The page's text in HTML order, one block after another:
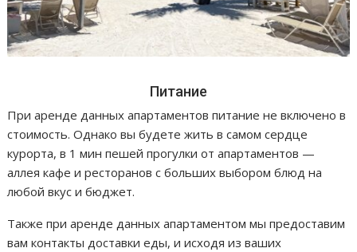
Питание
При аренде данных апартаментов питание не включено в
стоимость. Однако вы будете жить в самом сердце
курорта, в 1 мин пешей прогулки от апартаментов —
аллея кафе и ресторанов с больших выбором блюд на
любой вкус и бюджет.
Также при аренде данных апартаментом мы предоставим
вам контакты доставки еды, и исходя из ваших